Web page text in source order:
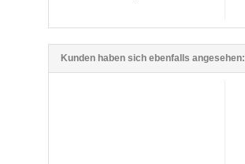
Kunden haben sich ebenfalls angesehen: